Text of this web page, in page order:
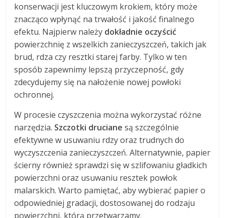
konserwacji jest kluczowym krokiem, który może
znacząco wpłynąć na trwałość i jakość finalnego
efektu. Najpierw należy dokładnie oczyścić
powierzchnię z wszelkich zanieczyszczeń, takich jak
brud, rdza czy resztki starej farby. Tylko w ten
sposób zapewnimy lepszą przyczepność, gdy
zdecydujemy się na nałożenie nowej powłoki
ochronnej.
W procesie czyszczenia można wykorzystać różne
narzędzia. Szczotki druciane są szczególnie
efektywne w usuwaniu rdzy oraz trudnych do
wyczyszczenia zanieczyszczeń. Alternatywnie, papier
ścierny również sprawdzi się w szlifowaniu gładkich
powierzchni oraz usuwaniu resztek powłok
malarskich. Warto pamiętać, aby wybierać papier o
odpowiedniej gradacji, dostosowanej do rodzaju
powierzchni, którą przetwarzamy.